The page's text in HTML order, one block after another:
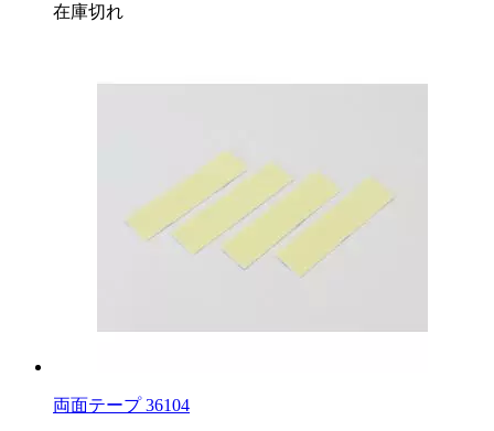
在庫切れ
両面テープ 36104